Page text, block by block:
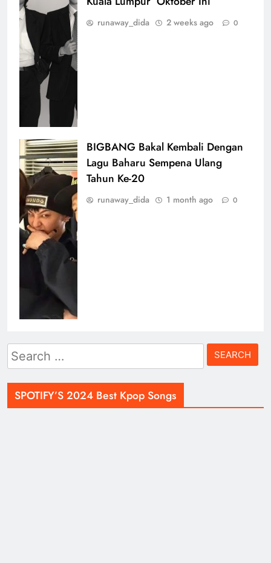
runaway_dida 2 weeks ago 0
BIGBANG Bakal Kembali Dengan
Lagu Baharu Sempena Ulang
Tahun Ke-20
runaway_dida 1 month ago 0
Search
for:
SPOTIFY’S 2024 Best Kpop Songs